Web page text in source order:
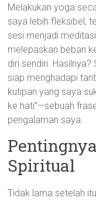
Melakukan yoga
saya lebih fleksibel,
sesi menjadi
melepaskan beban
diri sendiri.
siap menghadapi
kutipan yang saya
ke hati”—sebuah
pengalaman saya.
Spiritual
Tidak lama setelah